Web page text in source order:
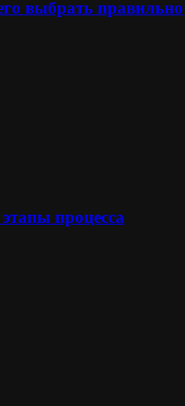
выбрать правильно
процесса